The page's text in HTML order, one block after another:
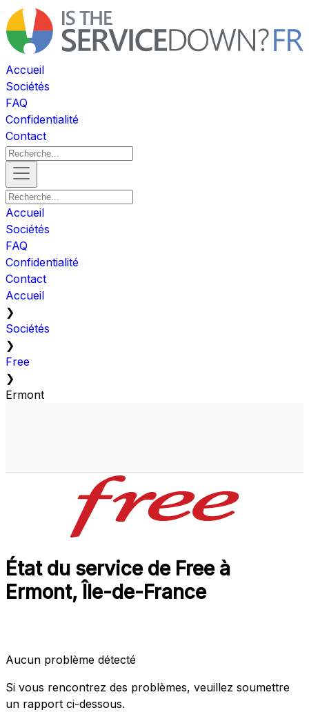
Accueil
Sociétés
FAQ
Confidentialité
Contact
Accueil
Sociétés
FAQ
Confidentialité
Contact
Accueil
❯
Sociétés
❯
Free
❯
Ermont
État du service de Free à
Ermont, Île-de-France
Aucun problème détecté
Si vous rencontrez des problèmes, veuillez soumettre
un rapport ci-dessous.